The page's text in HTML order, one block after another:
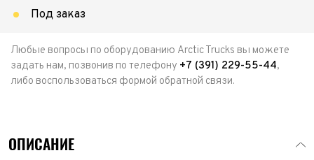
Под заказ
Любые вопросы по оборудованию Arctic Trucks вы можете
задать нам, позвонив по телефону +7 (391) 229-55-44,
либо воспользоваться формой обратной связи.
ОПИСАНИЕ